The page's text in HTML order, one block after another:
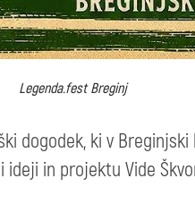
Legenda.fest Breginj
dogodek, ki v
in projektu Vide